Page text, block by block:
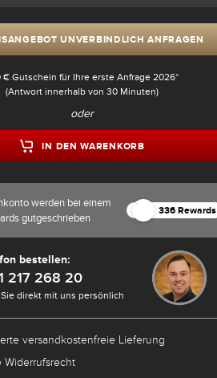
UNVERBINDLICH ANFRAGEN
€ Gutschein für Ihre erste Anfrage 2026*
(Antwort innerhalb von 30 Minuten)
oder
IN DEN WARENKORB
werden bei einem
gutgeschrieben
336 Rewards
bestellen:
217 268 20
direkt mit uns persönlich
versandkostenfreie Lieferung
Widerrufsrecht